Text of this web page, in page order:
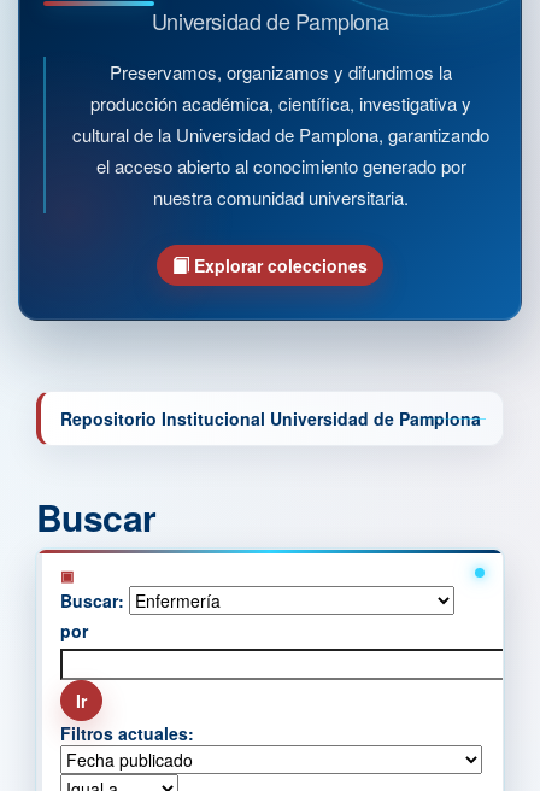
Universidad de Pamplona
Preservamos, organizamos y difundimos la
producción académica, científica, investigativa y
cultural de la Universidad de Pamplona, garantizando
el acceso abierto al conocimiento generado por
nuestra comunidad universitaria.
Explorar colecciones
Repositorio Institucional Universidad de Pamplona
Buscar
Buscar:
por
Filtros actuales: